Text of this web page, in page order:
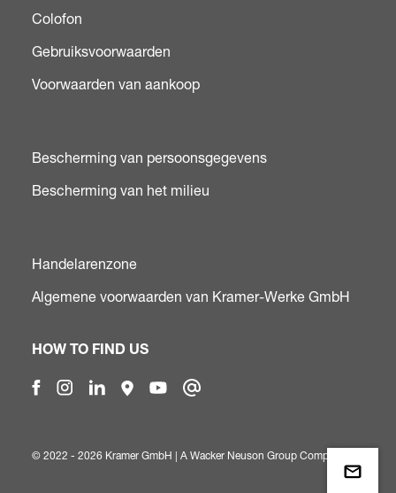
Colofon
Gebruiksvoorwaarden
Voorwaarden van aankoop
Bescherming van persoonsgegevens
Bescherming van het milieu
Handelarenzone
Algemene voorwaarden van Kramer-Werke GmbH
HOW TO FIND US
© 2022 - 2026 Kramer GmbH | A Wacker Neuson Group Company